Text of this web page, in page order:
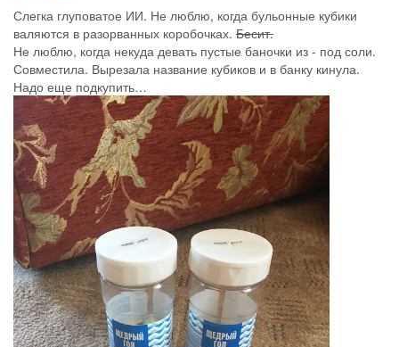
Слегка глуповатое ИИ. Не люблю, когда бульонные кубики
валяются в разорванных коробочках. Бесит.
Не люблю, когда некуда девать пустые баночки из - под соли.
Совместила. Вырезала название кубиков и в банку кинула.
Надо еще подкупить…